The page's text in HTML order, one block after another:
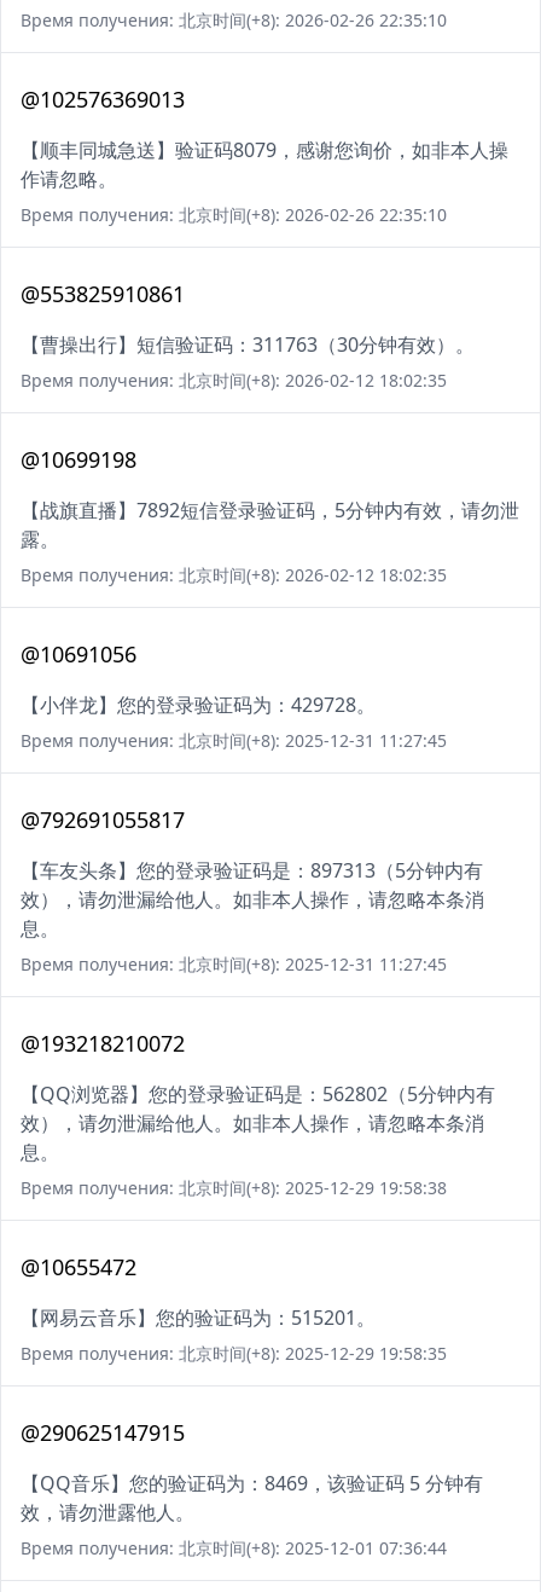
Время получения: 北京时间(+8): 2026-02-26 22:35:10
@102576369013
【顺丰同城急送】验证码8079，感谢您询价，如非本人操
作请忽略。
Время получения: 北京时间(+8): 2026-02-26 22:35:10
@553825910861
【曹操出行】短信验证码：311763（30分钟有效）。
Время получения: 北京时间(+8): 2026-02-12 18:02:35
@10699198
【战旗直播】7892短信登录验证码，5分钟内有效，请勿泄
露。
Время получения: 北京时间(+8): 2026-02-12 18:02:35
@10691056
【小伴龙】您的登录验证码为：429728。
Время получения: 北京时间(+8): 2025-12-31 11:27:45
@792691055817
【车友头条】您的登录验证码是：897313（5分钟内有
效），请勿泄漏给他人。如非本人操作，请忽略本条消
息。
Время получения: 北京时间(+8): 2025-12-31 11:27:45
@193218210072
【QQ浏览器】您的登录验证码是：562802（5分钟内有
效），请勿泄漏给他人。如非本人操作，请忽略本条消
息。
Время получения: 北京时间(+8): 2025-12-29 19:58:38
@10655472
【网易云音乐】您的验证码为：515201。
Время получения: 北京时间(+8): 2025-12-29 19:58:35
@290625147915
【QQ音乐】您的验证码为：8469，该验证码 5 分钟有
效，请勿泄露他人。
Время получения: 北京时间(+8): 2025-12-01 07:36:44